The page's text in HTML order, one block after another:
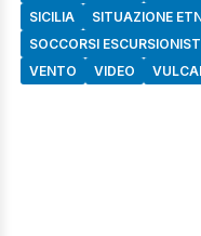
SICILIA
SITUAZIONE
SOCCORSI
VENTO
VIDEO